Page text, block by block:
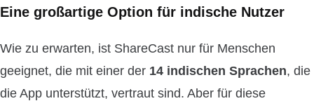
Eine großartige Option für indische Nutzer
Wie zu erwarten, ist ShareCast nur für Menschen
geeignet, die mit einer der 14 indischen Sprachen, die
die App unterstützt, vertraut sind. Aber für diese